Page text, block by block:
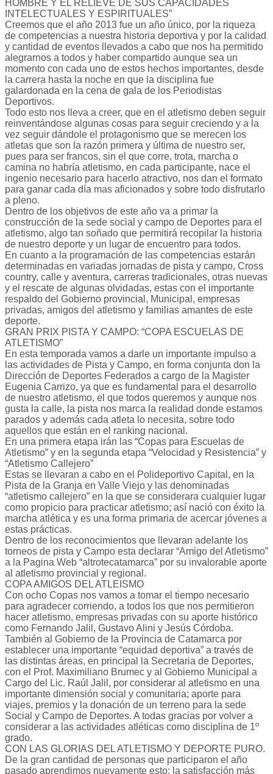
HOMBRE Y EL RELIEVE DE SUS CAPACIDADES
INTELECTUALES Y ESPIRITUALES”
Creemos que el año 2013 fue un año único, por la riqueza
de competencias a nuestra historia deportiva y por la calidad
y cantidad de eventos llevados a cabo que nos ha permitido
alegrarnos a todos y haber compartido aunque sea un
momento con cada uno de estos hechos importantes, desde
la carrera hasta la noche en que la disciplina fue
galardonada en la cena de gala de los Periodistas
Deportivos.
Todo esto nos lleva a creer, que en el atletismo deben seguir
reinventándose algunas cosas para seguir creciendo y a la
vez seguir dándole el protagonismo que se merecen los
atletas que son la razón primera y última de nuestro ser,
pues para ser francos, sin el que corre, trota, marcha o
camina no habría atletismo, en cada participante, nace el
ingenio necesario para hacerlo atractivo, nos dan el formato
para ganar cada día mas aficionados y sobre todo disfrutarlo
a pleno.
Dentro de los objetivos de este año va a primar la
construcción de la sede social y campo de Deportes para el
atletismo, algo tan soñado que permitirá recopilar la historia
de nuestro deporte y un lugar de encuentro para todos.
En cuanto a la programación de las competencias estarán
determinadas en variadas jornadas de pista y campo, Cross
country, calle y aventura, carreras tradicionales, otras nuevas
y el rescate de algunas olvidadas, estas con el importante
respaldo del Gobierno provincial, Municipal, empresas
privadas, amigos del atletismo y familias amantes de este
deporte.
GRAN PRIX PISTA Y CAMPO: “COPA ESCUELAS DE
ATLETISMO”
En esta temporada vamos a darle un importante impulso a
las actividades de Pista y Campo, en forma conjunta don la
Dirección de Deportes Federados a cargo de la Magister
Eugenia Carrizo, ya que es fundamental para el desarrollo
de nuestro atletismo, el que todos queremos y aunque nos
gusta la calle, la pista nos marca la realidad donde estamos
parados y además cada atleta lo necesita, sobre todo
aquellos que están en el ranking nacional.
En una primera etapa irán las “Copas para Escuelas de
Atletismo” y en la segunda etapa “Velocidad y Resistencia” y
“Atletismo Callejero”
Estas se llevaran a cabo en el Polideportivo Capital, en la
Pista de la Granja en Valle Viejo y las denominadas
“atletismo callejero” en la que se considerara cualquier lugar
como propicio para practicar atletismo; así nació con éxito la
marcha atlética y es una forma primaria de acercar jóvenes a
estas prácticas.
Dentro de los reconocimientos que llevaran adelante los
torneos de pista y Campo esta declarar “Amigo del Atletismo”
a la Pagina Web “altrotecatamarca” por su invalorable aporte
al atletismo provincial y regional.
COPA AMIGOS DEL ATLEISMO
Con ocho Copas nos vamos a tomar el tiempo necesario
para agradecer corriendo, a todos los que nos permitieron
hacer atletismo, empresas privadas con su aporte histórico
como Fernando Jalil, Gustavo Alini y Jesús Córdoba.
También al Gobierno de la Provincia de Catamarca por
establecer una importante “equidad deportiva” a través de
las distintas áreas, en principal la Secretaria de Deportes,
con el Prof. Maximiliano Brumec y al Gobierno Municipal a
Cargo del Lic. Raúl Jalil, por considerar al atletismo en una
importante dimensión social y comunitaria; aporte para
viajes, premios y la donación de un terreno para la sede
Social y Campo de Deportes. A todas gracias por volver a
considerar a las actividades atléticas como disciplina de 1º
grado.
CON LAS GLORIAS DEL ATLETISMO Y DEPORTE PURO.
De la gran cantidad de personas que participaron el año
pasado aprendimos nuevamente esto: la satisfacción más